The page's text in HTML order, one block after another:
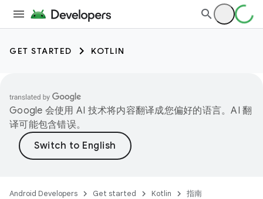
GET STARTED KOTLIN
Google 会使用 AI 技术将内容翻译成您偏好的语言。AI 翻
译可能包含错误。
Android Developers Get started Kotlin 指南